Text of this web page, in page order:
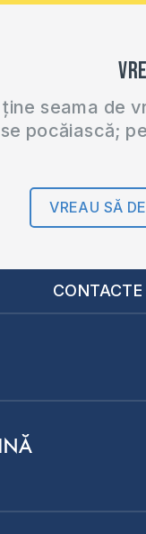
seama de
pocăiască;
VREAU SĂ
CONTACTE